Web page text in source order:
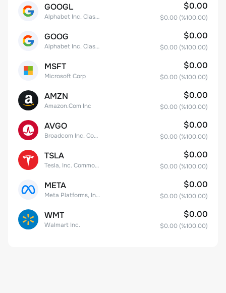
GOOGL
Alphabet Inc. Class A Common Stock
$0.00
$0.00 (%100.00)
GOOG
Alphabet Inc. Class C Capital Stock
$0.00
$0.00 (%100.00)
MSFT
Microsoft Corp
$0.00
$0.00 (%100.00)
AMZN
Amazon.Com Inc
$0.00
$0.00 (%100.00)
AVGO
Broadcom Inc. Common Stock
$0.00
$0.00 (%100.00)
TSLA
Tesla, Inc. Common Stock
$0.00
$0.00 (%100.00)
META
Meta Platforms, Inc. Class A Common Stock
$0.00
$0.00 (%100.00)
WMT
Walmart Inc.
$0.00
$0.00 (%100.00)